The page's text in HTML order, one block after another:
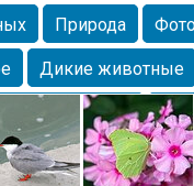
Природа
Дикие животные
Млекопитающие
Домашние